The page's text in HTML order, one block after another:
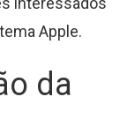
Apple.
da